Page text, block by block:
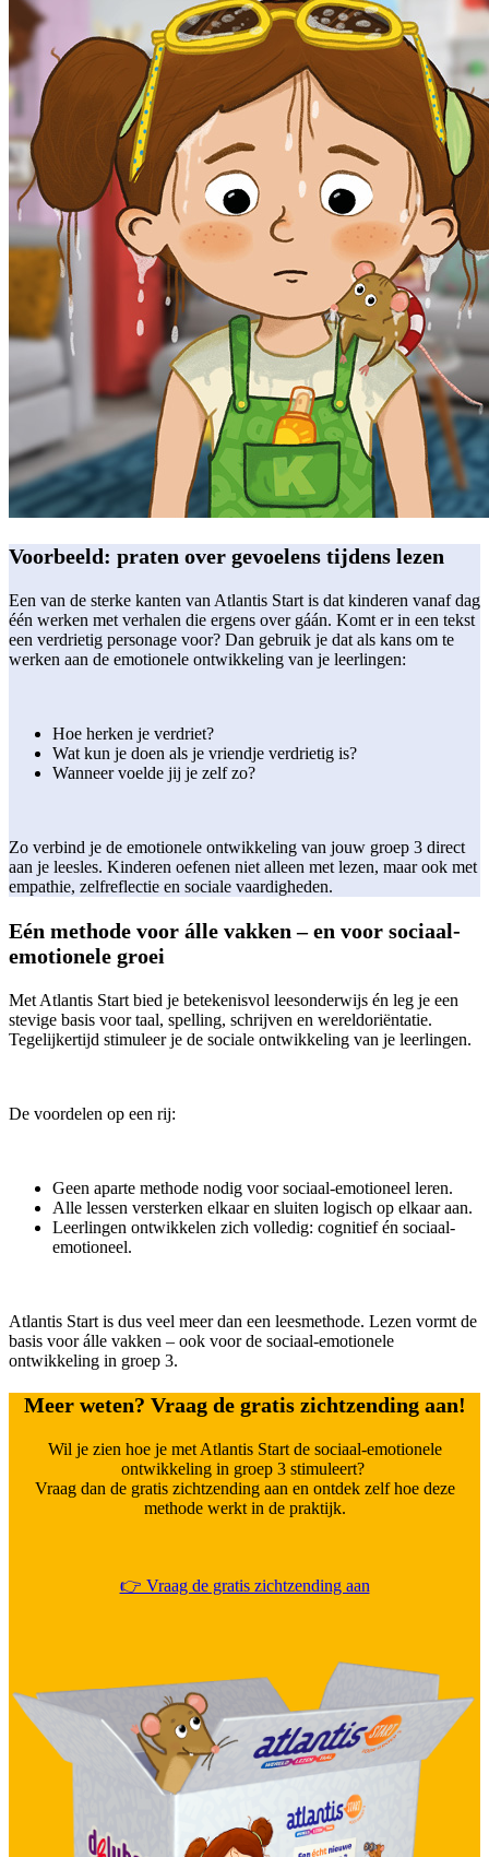
Voorbeeld: praten over gevoelens tijdens lezen
Een van de sterke kanten van Atlantis Start is dat kinderen vanaf dag
één werken met verhalen die ergens over gáán. Komt er in een tekst
een verdrietig personage voor? Dan gebruik je dat als kans om te
werken aan de emotionele ontwikkeling van je leerlingen:
Hoe herken je verdriet?
Wat kun je doen als je vriendje verdrietig is?
Wanneer voelde jij je zelf zo?
Zo verbind je de emotionele ontwikkeling van jouw groep 3 direct
aan je leesles. Kinderen oefenen niet alleen met lezen, maar ook met
empathie, zelfreflectie en sociale vaardigheden.
Eén methode voor álle vakken – en voor sociaal-
emotionele groei
Met Atlantis Start bied je betekenisvol leesonderwijs én leg je een
stevige basis voor taal, spelling, schrijven en wereldoriëntatie.
Tegelijkertijd stimuleer je de sociale ontwikkeling van je leerlingen.
De voordelen op een rij:
Geen aparte methode nodig voor sociaal-emotioneel leren.
Alle lessen versterken elkaar en sluiten logisch op elkaar aan.
Leerlingen ontwikkelen zich volledig: cognitief én sociaal-
emotioneel.
Atlantis Start is dus veel meer dan een leesmethode. Lezen vormt de
basis voor álle vakken – ook voor de sociaal-emotionele
ontwikkeling in groep 3.
Meer weten? Vraag de gratis zichtzending aan!
Wil je zien hoe je met Atlantis Start de sociaal-emotionele
ontwikkeling in groep 3 stimuleert?
Vraag dan de gratis zichtzending aan en ontdek zelf hoe deze
methode werkt in de praktijk.
👉 Vraag de gratis zichtzending aan